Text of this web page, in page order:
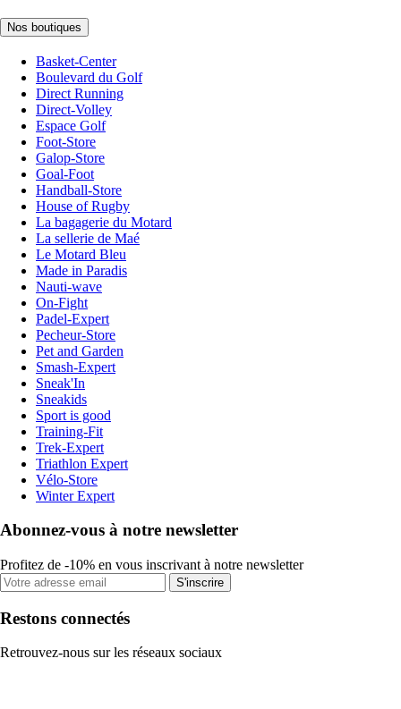
Nos boutiques
Basket-Center
Boulevard du Golf
Direct Running
Direct-Volley
Espace Golf
Foot-Store
Galop-Store
Goal-Foot
Handball-Store
House of Rugby
La bagagerie du Motard
La sellerie de Maé
Le Motard Bleu
Made in Paradis
Nauti-wave
On-Fight
Padel-Expert
Pecheur-Store
Pet and Garden
Smash-Expert
Sneak'In
Sneakids
Sport is good
Training-Fit
Trek-Expert
Triathlon Expert
Vélo-Store
Winter Expert
Abonnez-vous à notre newsletter
Profitez de -10% en vous inscrivant à notre newsletter
S'inscrire
Restons connectés
Retrouvez-nous sur les réseaux sociaux